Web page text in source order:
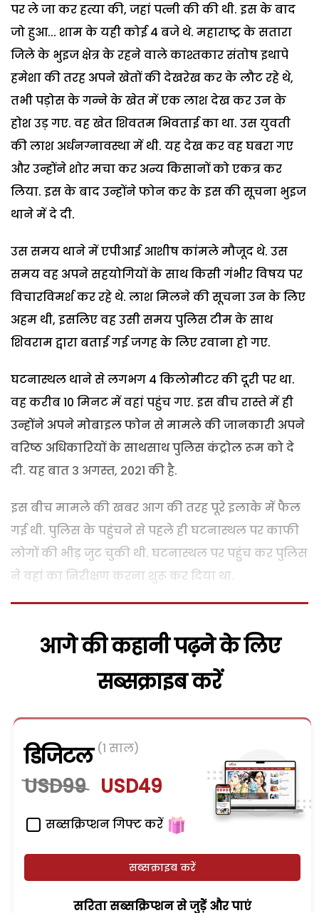
पर ले जा कर हत्या की, जहां पत्नी की की थी. इस के बाद
जो हुआ... शाम के यही कोई 4 बजे थे. महाराष्ट्र के सतारा
जिले के भुइज क्षेत्र के रहने वाले काश्तकार संतोष इथापे
हमेशा की तरह अपने खेतों की देखरेख कर के लौट रहे थे,
तभी पड़ोस के गन्ने के खेत में एक लाश देख कर उन के
होश उड़ गए. वह खेत शिवतम भिवताई का था. उस युवती
की लाश अर्धनग्नावस्था में थी. यह देख कर वह घबरा गए
और उन्होंने शोर मचा कर अन्य किसानों को एकत्र कर
लिया. इस के बाद उन्होंने फोन कर के इस की सूचना भुइज
थाने में दे दी.
उस समय थाने में एपीआई आशीष कांमले मौजूद थे. उस
समय वह अपने सहयोगियों के साथ किसी गंभीर विषय पर
विचारविमर्श कर रहे थे. लाश मिलने की सूचना उन के लिए
अहम थी, इसलिए वह उसी समय पुलिस टीम के साथ
शिवराम द्वारा बताई गई जगह के लिए रवाना हो गए.
घटनास्थल थाने से लगभग 4 किलोमीटर की दूरी पर था.
वह करीब 10 मिनट में वहां पहुंच गए. इस बीच रास्ते में ही
उन्होंने अपने मोबाइल फोन से मामले की जानकारी अपने
वरिष्ठ अधिकारियों के साथसाथ पुलिस कंट्रोल रूम को दे
दी. यह बात 3 अगस्त, 2021 की है.
इस बीच मामले की खबर आग की तरह पूरे इलाके में फैल
गई थी. पुलिस के पहुंचने से पहले ही घटनास्थल पर काफी
लोगों की भीड़ जुट चुकी थी. घटनास्थल पर पहुंच कर पुलिस
ने वहां का निरीक्षण करना शुरू कर दिया था.
आगे की कहानी पढ़ने के लिए
सब्सक्राइब करें
डिजिटल (1 साल)
USD99 USD49
सब्सक्रिप्शन गिफ्ट करें
सब्सक्राइब करें
सरिता सब्सक्रिप्शन से जुड़ेें और पाएं